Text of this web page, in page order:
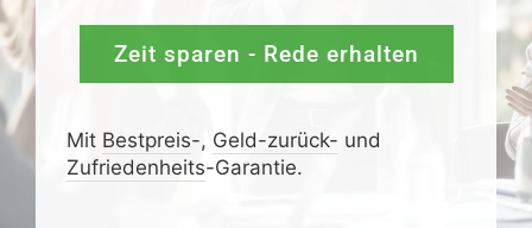
Zeit sparen - Rede erhalten
Mit Bestpreis-, Geld-zurück- und
Zufrieden­­heits-Garantie.